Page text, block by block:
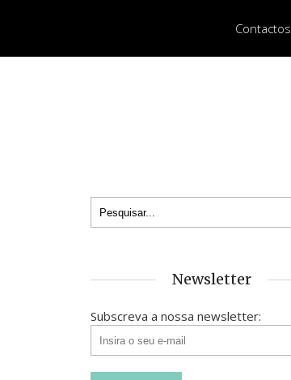
Contactos
Newsletter
Subscreva a nossa newsletter: